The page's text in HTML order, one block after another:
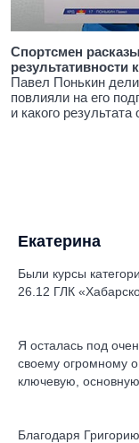
Спортсмен
результативности
Павел Понькин
повлияли на его
и какого результата
Екатеринa
Были курсы
26.12 ГЛК
Я осталась под
своему огромному
ключевую,
Благодаря